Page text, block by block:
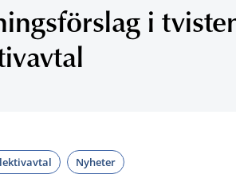
i
Nyheter